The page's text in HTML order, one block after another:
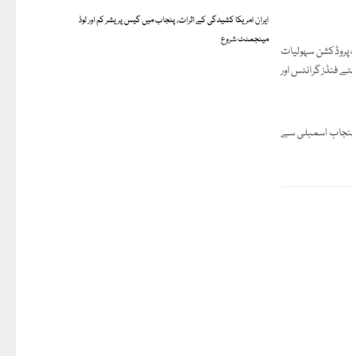
سہولیات
فنڈز گرانٹس اور
اسمبلی سے
ایران امریکا کشیدگی کے اثرات، پنجاب میں گیس پریشر کم اور لوڈ
مینجمنٹ شروع